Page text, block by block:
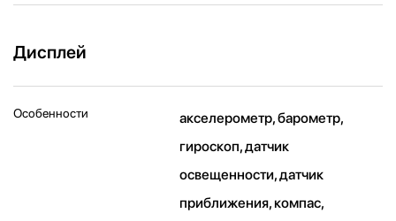
Дисплей
Особенности
акселерометр, барометр,
гироскоп, датчик
освещенности, датчик
приближения, компас,